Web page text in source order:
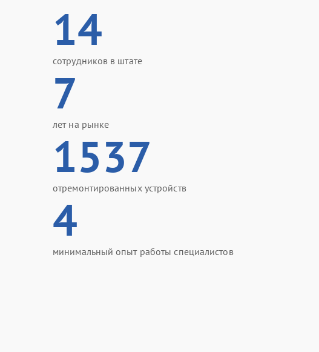
14
сотрудников в штате
7
лет на рынке
1537
отремонтированных устройств
4
минимальный опыт работы специалистов